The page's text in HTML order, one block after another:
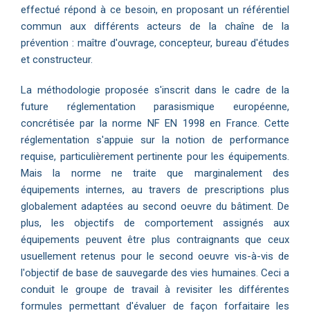
effectué répond à ce besoin, en proposant un référentiel
commun aux différents acteurs de la chaîne de la
prévention : maître d'ouvrage, concepteur, bureau d'études
et constructeur.
La méthodologie proposée s'inscrit dans le cadre de la
future réglementation parasismique européenne,
concrétisée par la norme NF EN 1998 en France. Cette
réglementation s'appuie sur la notion de performance
requise, particulièrement pertinente pour les équipements.
Mais la norme ne traite que marginalement des
équipements internes, au travers de prescriptions plus
globalement adaptées au second oeuvre du bâtiment. De
plus, les objectifs de comportement assignés aux
équipements peuvent être plus contraignants que ceux
usuellement retenus pour le second oeuvre vis-à-vis de
l'objectif de base de sauvegarde des vies humaines. Ceci a
conduit le groupe de travail à revisiter les différentes
formules permettant d'évaluer de façon forfaitaire les